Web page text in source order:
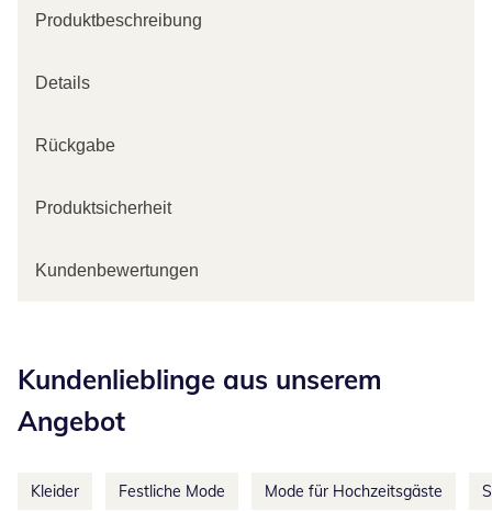
Produktbeschreibung
Details
Rückgabe
Produktsicherheit
Kundenbewertungen
Kundenlieblinge aus unserem
Angebot
Kleider Festliche Mode Mode für Hochzeitsgäste